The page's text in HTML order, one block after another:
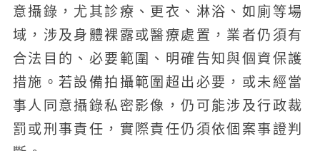
意攝錄，尤其診療、更衣、淋浴、如廁等場
域，涉及身體裸露或醫療處置，業者仍須有
合法目的、必要範圍、明確告知與個資保護
措施。若設備拍攝範圍超出必要，或未經當
事人同意攝錄私密影像，仍可能涉及行政裁
罰或刑事責任，實際責任仍須依個案事證判